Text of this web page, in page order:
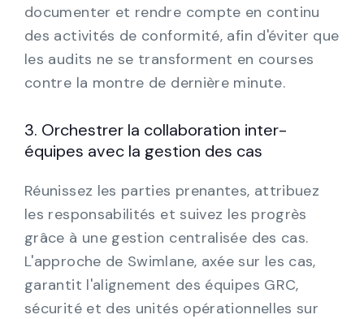
documenter et rendre compte en continu
des activités de conformité, afin d'éviter que
les audits ne se transforment en courses
contre la montre de dernière minute.
3. Orchestrer la collaboration inter-
équipes avec la gestion des cas
Réunissez les parties prenantes, attribuez
les responsabilités et suivez les progrès
grâce à une gestion centralisée des cas.
L'approche de Swimlane, axée sur les cas,
garantit l'alignement des équipes GRC,
sécurité et des unités opérationnelles sur